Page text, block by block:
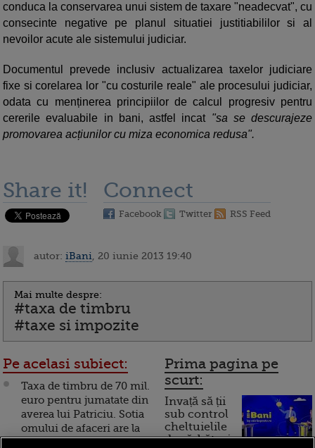
conduca la conservarea unui sistem de taxare "neadecvat", cu
consecinte negative pe planul situatiei justitiabililor si al
nevoilor acute ale sistemului judiciar.
Documentul prevede inclusiv actualizarea taxelor judiciare
fixe si corelarea lor "cu costurile reale" ale procesului judiciar,
odata cu menținerea principiilor de calcul progresiv pentru
cererile evaluabile in bani, astfel incat"sa se descurajeze
promovarea acțiunilor cu miza economica redusa".
Share it! Connect
Facebook Twitter RSS Feed
autor: iBani , 20 iunie 2013 19:40
Mai multe despre:
#taxa de timbru
#taxe si impozite
Pe acelasi subiect:
Taxa de timbru de 70 mil.
euro pentru jumatate din
averea lui Patriciu. Sotia
omului de afaceri are la
Prima pagina pe
scurt:
Invață să ții
sub control
cheltuielile
de sărbători.